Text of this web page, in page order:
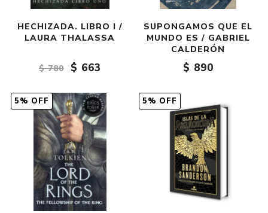
HECHIZADA. LIBRO I /
LAURA THALASSA
$ 780 $ 663
SUPONGAMOS QUE EL
MUNDO ES / GABRIEL
CALDERÓN
$ 890
5% OFF 5% OFF